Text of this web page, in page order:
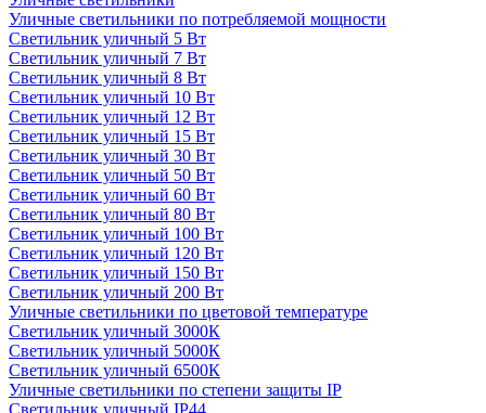
Уличные светильники по потребляемой мощности
Светильник уличный 5 Вт
Светильник уличный 7 Вт
Светильник уличный 8 Вт
Светильник уличный 10 Вт
Светильник уличный 12 Вт
Светильник уличный 15 Вт
Светильник уличный 30 Вт
Светильник уличный 50 Вт
Светильник уличный 60 Вт
Светильник уличный 80 Вт
Светильник уличный 100 Вт
Светильник уличный 120 Вт
Светильник уличный 150 Вт
Светильник уличный 200 Вт
Уличные светильники по цветовой температуре
Cветильник уличный 3000К
Cветильник уличный 5000К
Cветильник уличный 6500К
Уличные светильники по степени защиты IP
Светильник уличный IP44